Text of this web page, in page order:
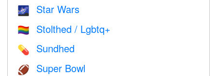
🌌 Star Wars
🏳️‍🌈 Stolthed / Lgbtq+
💊 Sundhed
🏈 Super Bowl